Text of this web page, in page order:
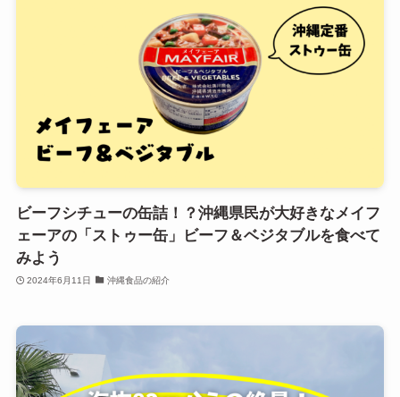
ビーフシチューの缶詰！？沖縄県民が大好きなメイフ
ェーアの「ストゥー缶」ビーフ＆ベジタブルを食べて
みよう
2024年6月11日 沖縄食品の紹介